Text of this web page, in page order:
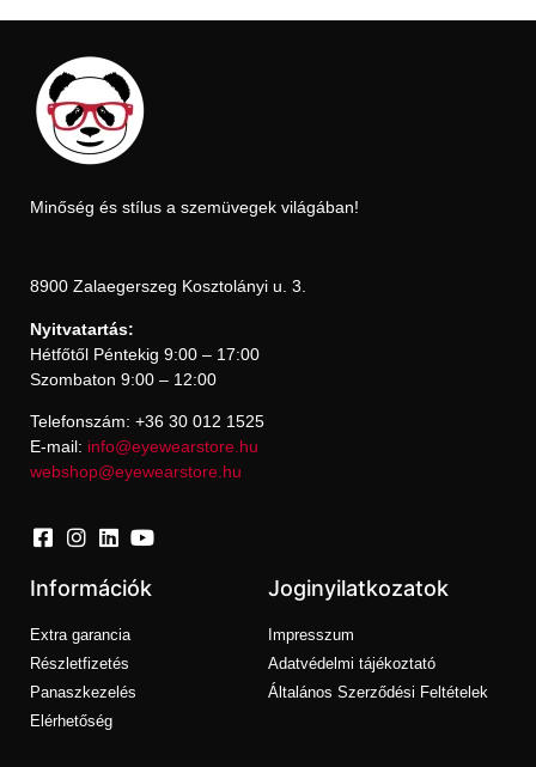
Minőség és stílus a szemüvegek világában!
8900 Zalaegerszeg Kosztolányi u. 3.
Nyitvatartás:
Hétfőtől Péntekig 9:00 – 17:00
Szombaton 9:00 – 12:00
Telefonszám: +36 30 012 1525
E-mail: info@eyewearstore.hu
webshop@eyewearstore.hu
Információk
Extra garancia
Részletfizetés
Panaszkezelés
Elérhetőség
Joginyilatkozatok
Impresszum
Adatvédelmi tájékoztató
Általános Szerződési Feltételek